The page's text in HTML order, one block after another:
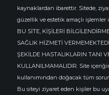
kaynaklardan ibarettir. Sitede,
güzellik ve estetik amaçlı işlemler
BU SİTE, KİŞİLERİ
SAĞLIK HİZMETİ
ŞEKİLDE HASTALIKLARIN TANI
KULLANILMAMALIDIR. Site
kullanımından doğacak tüm
Bu siteyi ziyaret eden kişiler bu